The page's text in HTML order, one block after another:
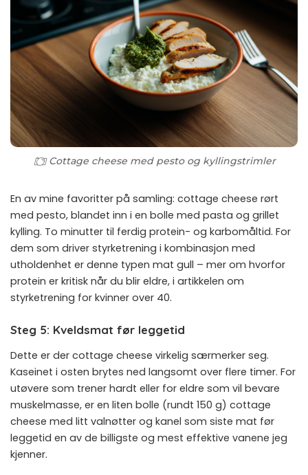
Cottage cheese med pesto og kyllingstrimler
En av mine favoritter på samling: cottage cheese rørt
med pesto, blandet inn i en bolle med pasta og grillet
kylling. To minutter til ferdig protein- og karbomåltid. For
dem som driver styrketrening i kombinasjon med
utholdenhet er denne typen mat gull – mer om hvorfor
protein er kritisk når du blir eldre, i artikkelen om
styrketrening for kvinner over 40.
Steg 5: Kveldsmat før leggetid
Dette er der cottage cheese virkelig særmerker seg.
Kaseinet i osten brytes ned langsomt over flere timer. For
utøvere som trener hardt eller for eldre som vil bevare
muskelmasse, er en liten bolle (rundt 150 g) cottage
cheese med litt valnøtter og kanel som siste mat før
leggetid en av de billigste og mest effektive vanene jeg
kjenner.